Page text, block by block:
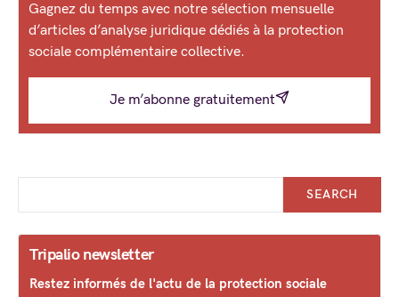
Gagnez du temps avec notre sélection mensuelle
d’articles d’analyse juridique dédiés à la protection
sociale complémentaire collective.
Je m’abonne gratuitement
SEARCH
Tripalio newsletter
Restez informés de l'actu de la protection sociale